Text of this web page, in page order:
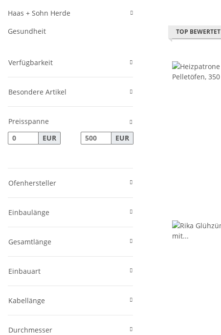
TOP BEWERTET
Haas + Sohn Herde
Gesundheit
Verfügbarkeit
Besondere Artikel
Preisspanne
EUR
EUR
Ofenhersteller
Einbaulänge
Gesamtlänge
Einbauart
Kabellänge
Durchmesser